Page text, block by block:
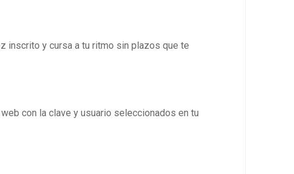
inscrito y cursa a tu ritmo sin plazos que te
con la clave y usuario seleccionados en tu